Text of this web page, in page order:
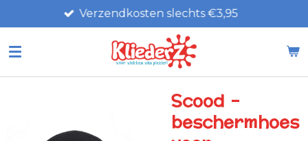
direct
naar
Verzendkosten slechts €3,95
Scood -
beschermhoes